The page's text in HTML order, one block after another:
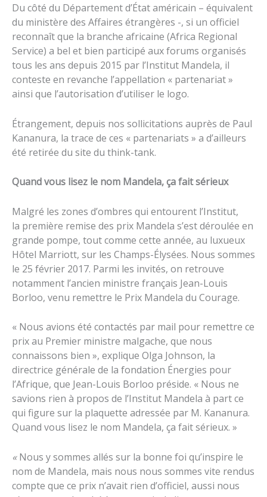
Du côté du Département d’État américain – équivalent
du ministère des Affaires étrangères -, si un officiel
reconnaît que la branche africaine (Africa Regional
Service) a bel et bien participé aux forums organisés
tous les ans depuis 2015 par l’Institut Mandela, il
conteste en revanche l’appellation « partenariat »
ainsi que l’autorisation d’utiliser le logo.
Étrangement, depuis nos sollicitations auprès de Paul
Kananura, la trace de ces « partenariats » a d’ailleurs
été retirée du site du think-tank.
Quand vous lisez le nom Mandela, ça fait sérieux
Malgré les zones d’ombres qui entourent l’Institut,
la première remise des prix Mandela s’est déroulée en
grande pompe, tout comme cette année, au luxueux
Hôtel Marriott, sur les Champs-Élysées. Nous sommes
le 25 février 2017. Parmi les invités, on retrouve
notamment l’ancien ministre français Jean-Louis
Borloo, venu remettre le Prix Mandela du Courage.
« Nous avions été contactés par mail pour remettre ce
prix au Premier ministre malgache, que nous
connaissons bien », explique Olga Johnson, la
directrice générale de la fondation Énergies pour
l’Afrique, que Jean-Louis Borloo préside. « Nous ne
savions rien à propos de l’Institut Mandela à part ce
qui figure sur la plaquette adressée par M. Kananura.
Quand vous lisez le nom Mandela, ça fait sérieux. »
«Nous y sommes allés sur la bonne foi qu’inspire le
nom de Mandela, mais nous nous sommes vite rendus
compte que ce prix n’avait rien d’officiel, aussi nous